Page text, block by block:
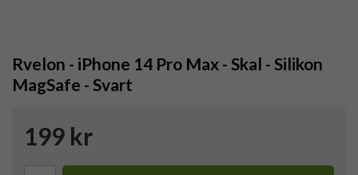
Rvelon - iPhone 14 Pro Max - Skal - Silikon
MagSafe - Svart
199 kr